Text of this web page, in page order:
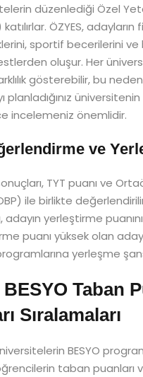
düzenlediği Özel
katılırlar. ÖZYES, adayların
sportif becerilerini ve
oluşur. Her
gösterebilir, bu
planladığınız üniversitenin
incelemeniz önemlidir.
ve
TYT puanı ve
ile birlikte
adayın yerleştirme
puanı yüksek olan
yerleşme
BESYO Taban
Sıralamaları
BESYO
taban puanları